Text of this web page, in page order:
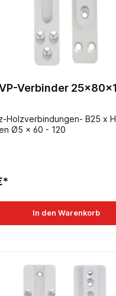
Verbinder
Holzverbindungen- B25 x
Ø5 x 60 - 120
In den Warenkorb